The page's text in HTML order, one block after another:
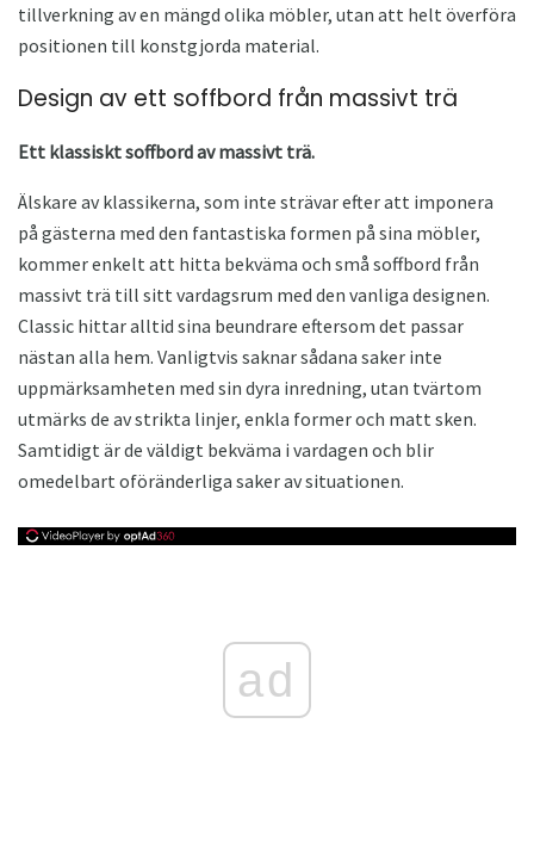
tillverkning av en mängd olika möbler, utan att helt överföra
positionen till konstgjorda material.
Design av ett soffbord från massivt trä
Ett klassiskt soffbord av massivt trä.
Älskare av klassikerna, som inte strävar efter att imponera
på gästerna med den fantastiska formen på sina möbler,
kommer enkelt att hitta bekväma och små soffbord från
massivt trä till sitt vardagsrum med den vanliga designen.
Classic hittar alltid sina beundrare eftersom det passar
nästan alla hem. Vanligtvis saknar sådana saker inte
uppmärksamheten med sin dyra inredning, utan tvärtom
utmärks de av strikta linjer, enkla former och matt sken.
Samtidigt är de väldigt bekväma i vardagen och blir
omedelbart oföränderliga saker av situationen.
ad